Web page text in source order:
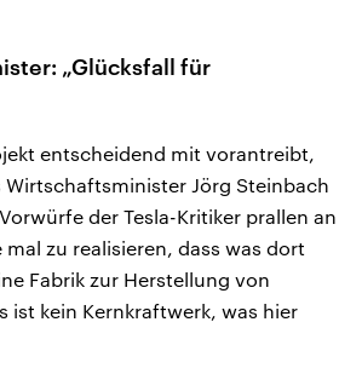
„Glücksfall für
entscheidend mit vorantreibt,
Wirtschaftsminister Jörg Steinbach
der Tesla-Kritiker prallen an
zu realisieren, dass was dort
Fabrik zur Herstellung von
ist kein Kernkraftwerk, was hier